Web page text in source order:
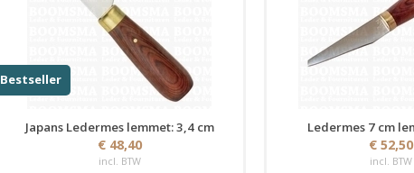
Bestseller
Japans Ledermes lemmet: 3,4 cm
€ 48,40
incl. BTW
Ledermes 7 cm
€ 52,50
incl. BTW